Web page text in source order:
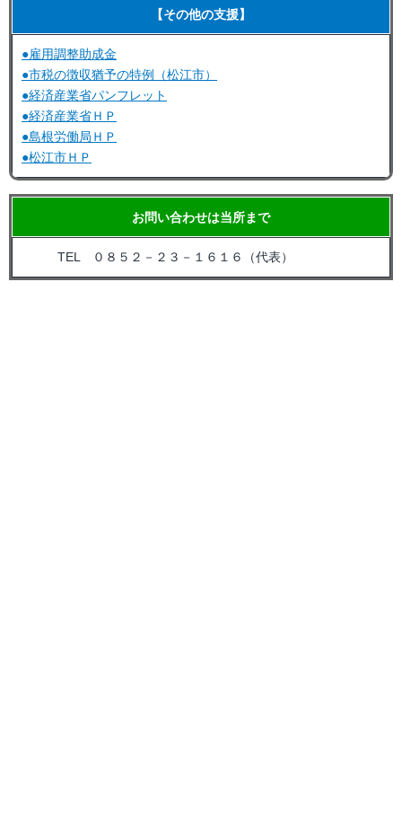
【その他の支援】
●雇用調整助成金
●市税の徴収猶予の特例（松江市）
●経済産業省パンフレット
●経済産業省ＨＰ
●島根労働局ＨＰ
●松江市ＨＰ
お問い合わせは当所まで
TEL ０８５２－２３－１６１６（代表）